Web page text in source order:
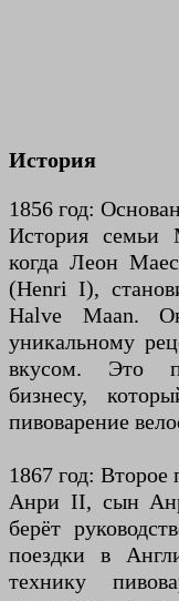
История
1856 год:
История семьи
когда Леон
(Henri I),
Halve Maan.
уникальному
вкусом. Это
бизнесу,
пивоварение
1867 год: Второе
Анри II, сын
берёт
поездки в
технику